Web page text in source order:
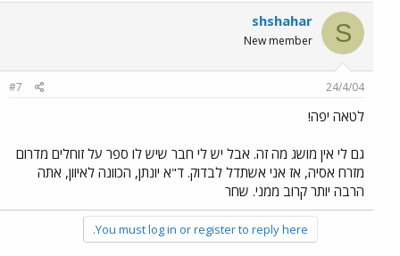
S
shshahar
New member
24/4/04
#7
לטאה יפה!
גם לי אין מושג מה זה. אבל יש לי חבר שיש לו ספר על זוחלים מדרום
מזרח אסיה, אז אני אשתדל לבדוק. ד"א יונתן, הכוונה לאיוון, אתה
הרבה יותר קרוב ממני. שחר
You must log in or register to reply here.